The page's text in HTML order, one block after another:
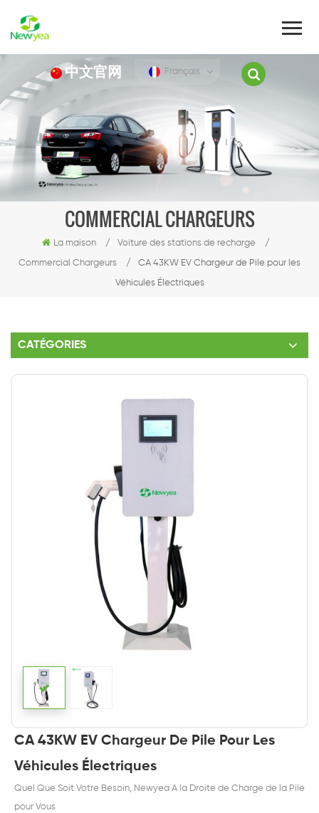
中文官网 Français
COMMERCIAL CHARGEURS
La maison / Voiture des stations de recharge /
Commercial Chargeurs / CA 43KW EV Chargeur de Pile pour les
Véhicules Électriques
CATÉGORIES
CA 43KW EV Chargeur De Pile Pour Les
Véhicules Électriques
Quel Que Soit Votre Besoin, Newyea A la Droite de Charge de la Pile
pour Vous